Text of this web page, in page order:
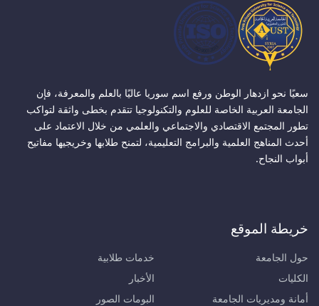
سعيًا نحو ازدهار الوطن ورفع اسم سوريا عاليًا بالعلم والمعرفة، فإن
الجامعة العربية الخاصة للعلوم والتكنولوجيا تتقدم بخطى واثقة لتواكب
تطور المجتمع الاقتصادي والاجتماعي والعلمي من خلال الاعتماد على
أحدث المناهج العلمية والبرامج التعليمية، لتمنح طلابها وخريجيها مفاتيح
أبواب النجاح.
خريطة الموقع
حول الجامعة
الكليات
أمانة ومديريات الجامعة
خدمات طلابية
الأخبار
البومات الصور